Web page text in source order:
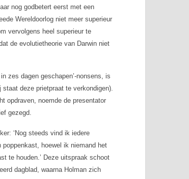
nog godbetert eerst met een
Wereldoorlog niet meer superieur
vervolgens heel superieur te
de evolutietheorie van Darwin niet
zes dagen geschapen’-nonsens, is
deze prietpraat te verkondigen).
opdraven, noemde de presentator
gezegd.
‘Nog steeds vind ik iedere
hoewel ik niemand het
te houden.’ Deze uitspraak schoot
dagblad, waarna Holman zich